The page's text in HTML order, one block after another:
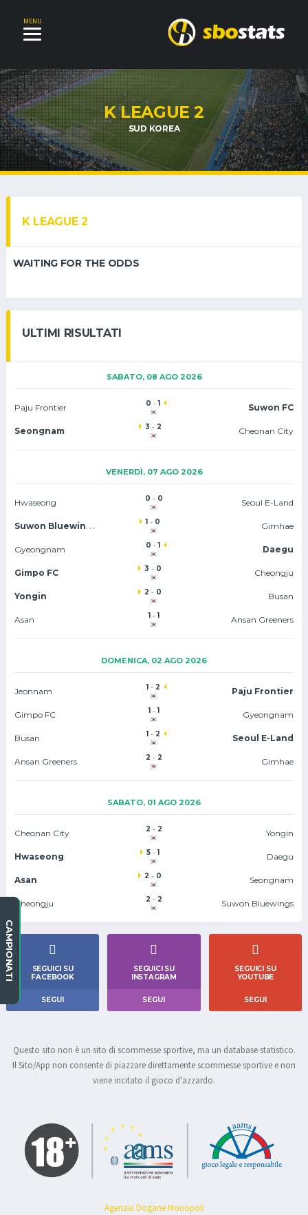
MENU
K LEAGUE 2
SUD KOREA
K LEAGUE 2
WAITING FOR THE ODDS
ULTIMI RISULTATI
SABATO, 08 AGO 2026
Paju Frontier 0 -1 Suwon FC
Seongnam 3 - 2 Cheonan City
VENERDÌ, 07 AGO 2026
Hwaseong 0 - 0 Seoul E-Land
Suwon Bluewings 1 - 0 Gimhae
Gyeongnam 0 -1 Daegu
Gimpo FC 3 - 0 Cheongju
Yongin 2 - 0 Busan
Asan 1-1 Ansan Greeners
DOMENICA, 02 AGO 2026
Jeonnam 1- 2 Paju Frontier
Gimpo FC 1-1 Gyeongnam
Busan 1- 2 Seoul E-Land
Ansan Greeners 2 - 2 Gimhae
SABATO, 01 AGO 2026
Cheonan City 2 - 2 Yongin
Hwaseong 5 -1 Daegu
Asan 2 - 0 Seongnam
Cheongju 2 - 2 Suwon Bluewings
SEGUICI SU
FACEBOOK
SEGUI
SEGUICI SU
INSTAGRAM
SEGUI
SEGUICI SU
YOUTUBE
SEGUI
Questo sito non è un sito di scommesse sportive, ma un database statistico.
Il Sito/App non consente di piazzare direttamente scommesse sportive e non
viene incitato il gioco d'azzardo.
Agenzia Dogane Monopoli
CAMPIONATI